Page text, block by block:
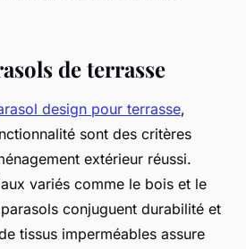
de terrasse
design pour terrasse,
sont des critères
extérieur réussi.
variés comme le bois et le
conjuguent durabilité et
tissus imperméables assure